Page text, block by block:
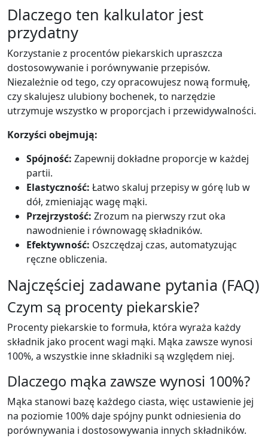
Dlaczego ten kalkulator jest
przydatny
Korzystanie z procentów piekarskich upraszcza
dostosowywanie i porównywanie przepisów.
Niezależnie od tego, czy opracowujesz nową formułę,
czy skalujesz ulubiony bochenek, to narzędzie
utrzymuje wszystko w proporcjach i przewidywalności.
Korzyści obejmują:
Spójność: Zapewnij dokładne proporcje w każdej
partii.
Elastyczność: Łatwo skaluj przepisy w górę lub w
dół, zmieniając wagę mąki.
Przejrzystość: Zrozum na pierwszy rzut oka
nawodnienie i równowagę składników.
Efektywność: Oszczędzaj czas, automatyzując
ręczne obliczenia.
Najczęściej zadawane pytania (FAQ)
Czym są procenty piekarskie?
Procenty piekarskie to formuła, która wyraża każdy
składnik jako procent wagi mąki. Mąka zawsze wynosi
100%, a wszystkie inne składniki są względem niej.
Dlaczego mąka zawsze wynosi 100%?
Mąka stanowi bazę każdego ciasta, więc ustawienie jej
na poziomie 100% daje spójny punkt odniesienia do
porównywania i dostosowywania innych składników.